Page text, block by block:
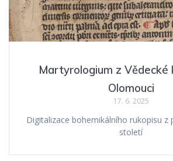
Martyrologium z Vědecké
Olomouci
17. 6. 2025
Digitalizace bohemikálního rukopisu z
století